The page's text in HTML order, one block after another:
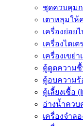
ชุดควบคุม
เตาหลุมให้
เครื่องย่อย
เครื่องไตเต
เครื่องเข
ตู้ดูดความ
ตู้อบความ
ตู้เลี้ยงเชื้อ
อ่างน้ำคว
เครื่องจำล